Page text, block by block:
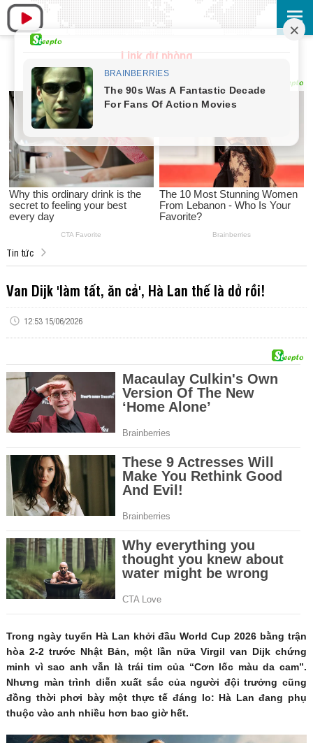
Link dự phòng
Tin tức
Van Dijk 'làm tất, ăn cả', Hà Lan thế là dở rồi!
12:53 15/06/2026
Trong ngày tuyển Hà Lan khởi đầu World Cup 2026 bằng trận
hòa 2-2 trước Nhật Bản, một lần nữa Virgil van Dijk chứng
minh vì sao anh vẫn là trái tim của “Cơn lốc màu da cam”.
Nhưng màn trình diễn xuất sắc của người đội trưởng cũng
đồng thời phơi bày một thực tế đáng lo: Hà Lan đang phụ
thuộc vào anh nhiều hơn bao giờ hết.